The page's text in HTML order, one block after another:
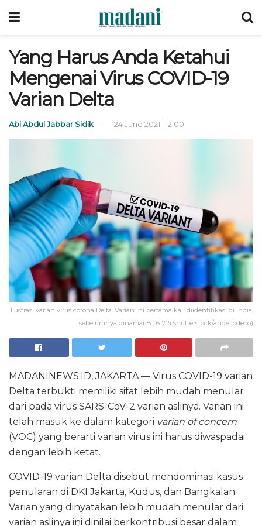
Yang Harus Anda Ketahui
Mengenai Virus COVID-19
Varian Delta
Abi Abdul Jabbar Sidik 24 June 2021 | 12:00
Ilustrasi varian virus corona Delta. Varian ini pertama kali diidentifikasi di India,
sebelumnya dinamai B.1.617.2(Shutterstock/angellodeco)
MADANINEWS.ID, JAKARTA — Virus COVID-19 varian
Delta terbukti memiliki sifat lebih mudah menular
dari pada virus SARS-CoV-2 varian aslinya. Varian ini
telah masuk ke dalam kategori varian of concern
(VOC) yang berarti varian virus ini harus diwaspadai
dengan lebih ketat.
COVID-19 varian Delta disebut mendominasi kasus
penularan di DKI Jakarta, Kudus, dan Bangkalan.
Varian yang dinyatakan lebih mudah menular dari
varian aslinya ini dinilai berkontribusi besar dalam